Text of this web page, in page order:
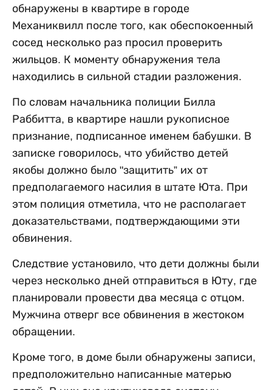
обнаружены в квартире в городе
Механиквилл после того, как обеспокоенный
сосед несколько раз просил проверить
жильцов. К моменту обнаружения тела
находились в сильной стадии разложения.
По словам начальника полиции Билла
Раббитта, в квартире нашли рукописное
признание, подписанное именем бабушки. В
записке говорилось, что убийство детей
якобы должно было "защитить” их от
предполагаемого насилия в штате Юта. При
этом полиция отметила, что не располагает
доказательствами, подтверждающими эти
обвинения.
Следствие установило, что дети должны были
через несколько дней отправиться в Юту, где
планировали провести два месяца с отцом.
Мужчина отверг все обвинения в жестоком
обращении.
Кроме того, в доме были обнаружены записи,
предположительно написанные матерью